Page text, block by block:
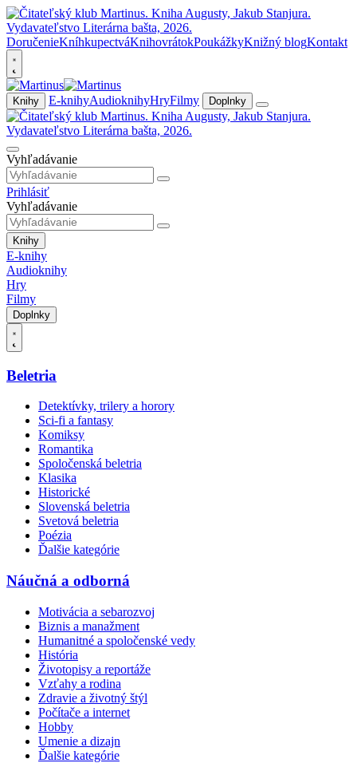
DoručenieKníhkupectváKnihovrátokPoukážkyKnižný blogKontakt
Knihy E-knihyAudioknihyHryFilmy Doplnky
Vyhľadávanie
Prihlásiť
Vyhľadávanie
Knihy
E-knihy
Audioknihy
Hry
Filmy
Doplnky
Beletria
Detektívky, trilery a horory
Sci-fi a fantasy
Komiksy
Romantika
Spoločenská beletria
Klasika
Historické
Slovenská beletria
Svetová beletria
Poézia
Ďalšie kategórie
Náučná a odborná
Motivácia a sebarozvoj
Biznis a manažment
Humanitné a spoločenské vedy
História
Životopisy a reportáže
Vzťahy a rodina
Zdravie a životný štýl
Počítače a internet
Hobby
Umenie a dizajn
Ďalšie kategórie